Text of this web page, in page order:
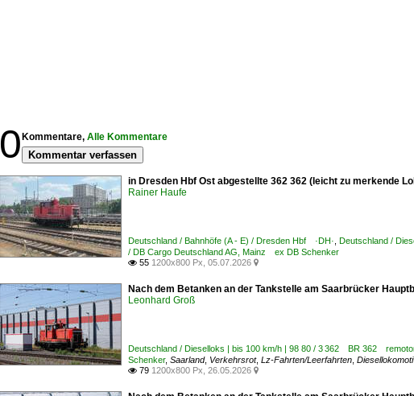
0 Kommentare, Alle Kommentare
Kommentar verfassen
in Dresden Hbf Ost abgestellte 362 362 (leicht zu merkende
Rainer Haufe
Deutschland / Bahnhöfe (A - E) / Dresden Hbf ·DH· Deutschland /
/ DB Cargo Deutschland AG, Mainz ex DB Schenker
 55 1200x800 Px, 05.07.2026 
Nach dem Betanken an der Tankstelle am Saarbrücker
Leonhard Groß
Deutschland / Dieselloks | bis 100 km/h | 98 80 / 3 362 BR 362
Schenker, Saarland, Verkehrsrot, Lz-Fahrten/Leerfahrten
 79 1200x800 Px, 26.05.2026 